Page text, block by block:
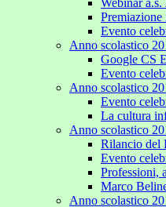
Webinar
Evento
Anno scolastico
Google CS
Evento
Anno scolastico
Evento
La cultura
Anno scolastico
Rilancio del
Evento
Professioni,
Marco
Anno scolastico